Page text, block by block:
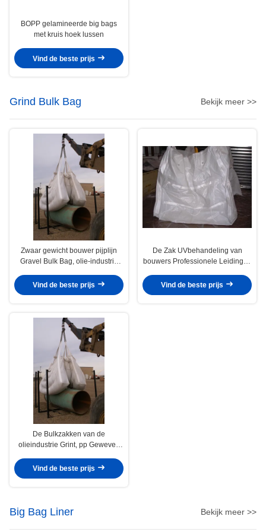
BOPP gelamineerde big bags
met kruis hoek lussen
Vind de beste prijs
Grind Bulk Bag Bekijk meer >>
Zwaar gewicht bouwer pijplijn
Gravel Bulk Bag, olie-industrie
Vind de beste prijs
De Zak UVbehandeling van
bouwers Professionele Leidingen
Vind de beste prijs
De Bulkzakken van de
olieindustrie Grint, pp Geweven
Vind de beste prijs
Big Bag Liner Bekijk meer >>